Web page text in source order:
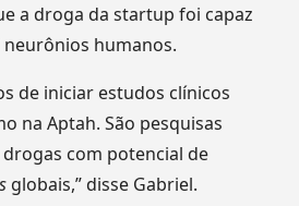
a droga da startup foi capaz
neurônios humanos.
de iniciar estudos clínicos
na Aptah. São pesquisas
com potencial de
globais,” disse Gabriel.